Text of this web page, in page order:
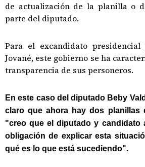
de actualización de la planilla o
parte del diputado.
Para el excandidato presidencial
Jované, este gobierno se ha
transparencia de sus personeros.
En este caso del diputado Beby
claro que ahora hay dos planillas
"creo que el diputado y candidato
obligación de explicar esta
qué es lo que está sucediendo".